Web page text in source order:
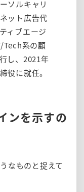
ソルキャリ
ット広告代
ィブエージ
Tech系の顧
し、2021年
役に就任。
ンを示すの
なものと捉えて